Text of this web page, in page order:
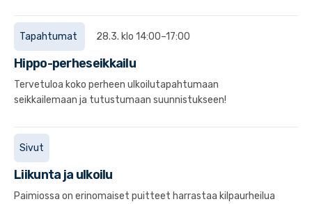
Tapahtumat 28.3. klo 14:00–17:00
Hippo-perheseikkailu
Tervetuloa koko perheen ulkoilutapahtumaan
seikkailemaan ja tutustumaan suunnistukseen!
Sivut
Liikunta ja ulkoilu
Paimiossa on erinomaiset puitteet harrastaa kilpaurheilua